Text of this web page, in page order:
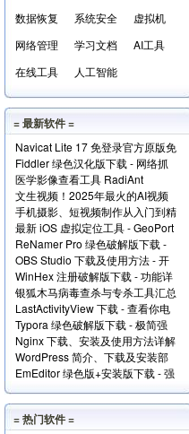
数据恢复
系统安全
虚拟机
网络管理
学习文档
AI工具
在线工具
人工智能
= 最新软件 =
Navicat Lite 17 免登录官方原版免
费版下载
Fiddler 绿色汉化版下载 - 网络抓
包分析工具
医学影像查看工具 RadiAnt
DICOM Viewer（支持.dcm文件）
下载
文生视频！2025年最火的AI视频
生成工具TOP10
手机摄影、短视频制作从入门到精
通视频教程全套免费下载
最新 iOS 虚拟定位工具 - GeoPort
轻松伪装全球任何位置
ReNamer Pro 绿色破解版下载 -
文件批量重命名小工具
OBS Studio 下载及使用方法 - 开
源免费的专业级录屏利器
WinHex 注册破解版下载 - 功能详
解+使用实例
银狐木马病毒查杀与专杀工具汇总
下载
LastActivityView 下载 - 查看你电
脑上的所有操作记录！
Typora 绿色破解版下载 - 极简强
大的本地 Markdown 编辑器
Nginx 下载、安装及使用方法详解
WordPress 简介、下载及安装部
署详解
EmEditor 绿色版+安装版下载 - 强
大专业的文本编辑器
= 热门软件 =